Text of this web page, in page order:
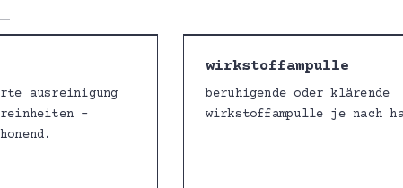
ausreinigung
–
wirkstoffampulle
beruhigende oder klärende
wirkstoffampulle je nach